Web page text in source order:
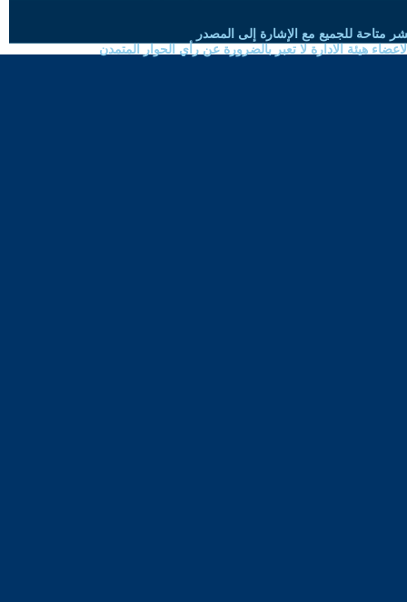
متاحة للجميع مع الإشارة إلى المصدر
هيئة الادارة لا تعبر بالضرورة عن رأي الحوار المتمدن